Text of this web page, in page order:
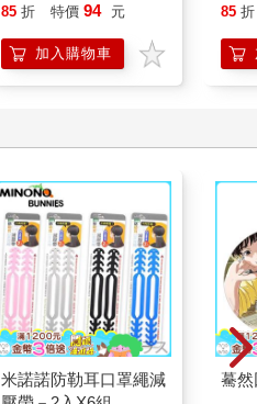
85 折 特價 94 元
加入購物車
85 折
米諾諾防勒耳口罩繩減
驀